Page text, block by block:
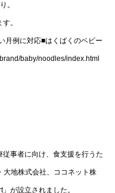
。
。
月例に対応■はくばくのベビー
baby/noodles/index.html
事者に向け、食支援を行うた
大地株式会社、ココネット株
が設立されました。